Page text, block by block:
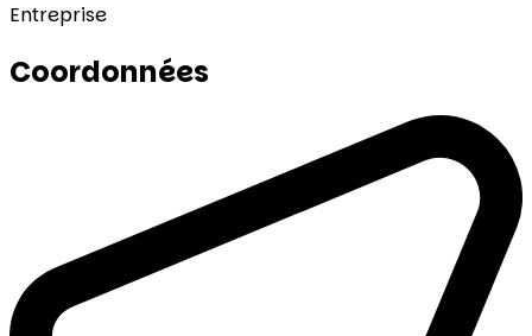
Entreprise
Coordonnées